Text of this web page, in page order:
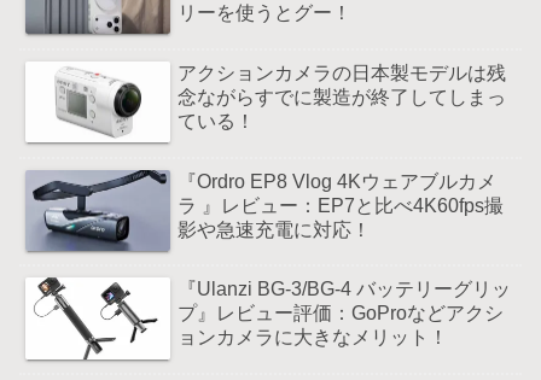
リーを使うとグー！
アクションカメラの日本製モデルは残
念ながらすでに製造が終了してしまっ
ている！
『Ordro EP8 Vlog 4Kウェアブルカメ
ラ 』レビュー：EP7と比べ4K60fps撮
影や急速充電に対応！
『Ulanzi BG-3/BG-4 バッテリーグリッ
プ』レビュー評価：GoProなどアクシ
ョンカメラに大きなメリット！